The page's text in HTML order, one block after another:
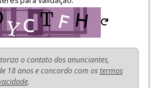
o contato dos anunciantes,
18 anos e concordo com ostermos
.